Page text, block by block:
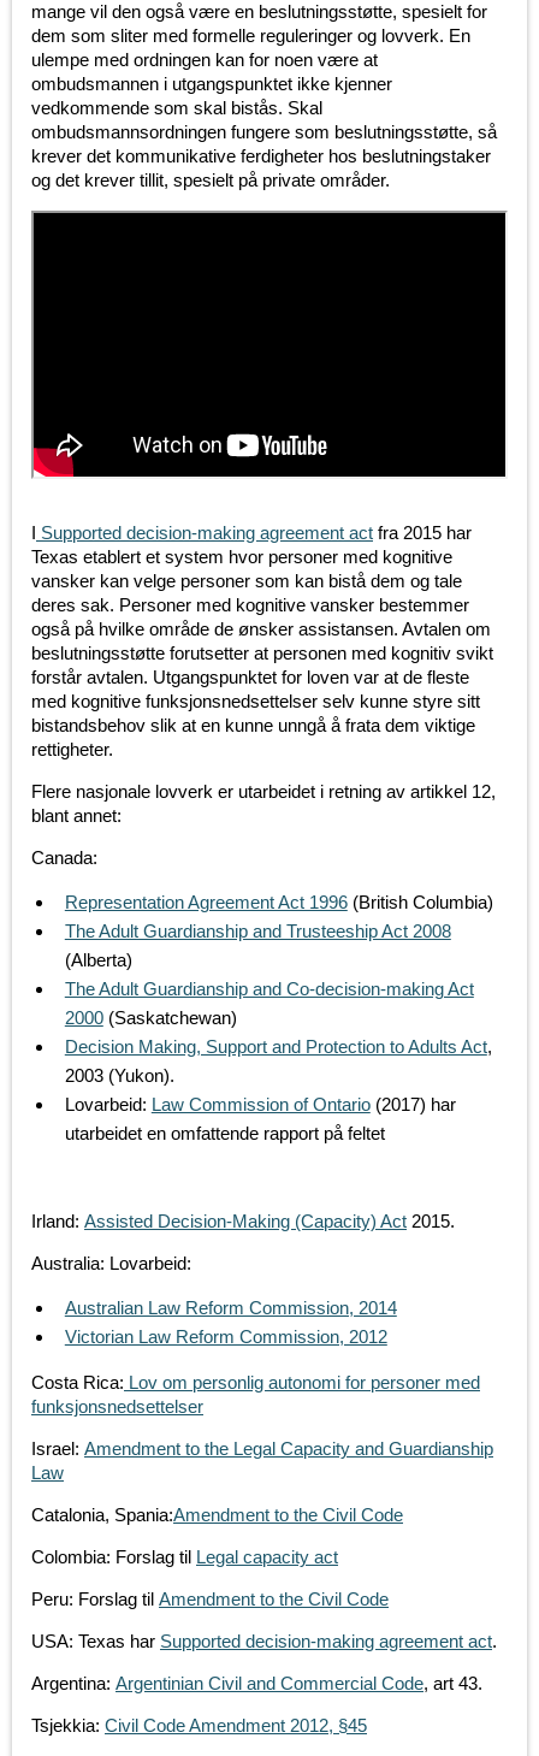
mange vil den også være en beslutningsstøtte, spesielt for
dem som sliter med formelle reguleringer og lovverk. En
ulempe med ordningen kan for noen være at
ombudsmannen i utgangspunktet ikke kjenner
vedkommende som skal bistås. Skal
ombudsmannsordningen fungere som beslutningsstøtte, så
krever det kommunikative ferdigheter hos beslutningstaker
og det krever tillit, spesielt på private områder.
I Supported decision-making agreement act fra 2015 har
Texas etablert et system hvor personer med kognitive
vansker kan velge personer som kan bistå dem og tale
deres sak. Personer med kognitive vansker bestemmer
også på hvilke område de ønsker assistansen. Avtalen om
beslutningsstøtte forutsetter at personen med kognitiv svikt
forstår avtalen. Utgangspunktet for loven var at de fleste
med kognitive funksjonsnedsettelser selv kunne styre sitt
bistandsbehov slik at en kunne unngå å frata dem viktige
rettigheter.
Flere nasjonale lovverk er utarbeidet i retning av artikkel 12,
blant annet:
Canada:
Representation Agreement Act 1996(British Columbia)
The Adult Guardianship and Trusteeship Act 2008
(Alberta)
The Adult Guardianship and Co-decision-making Act
2000(Saskatchewan)
Decision Making, Support and Protection to Adults Act,
2003 (Yukon).
Lovarbeid: Law Commission of Ontario(2017) har
utarbeidet en omfattende rapport på feltet
Irland: Assisted Decision-Making (Capacity) Act 2015.
Australia: Lovarbeid:
Australian Law Reform Commission, 2014
Victorian Law Reform Commission, 2012
Costa Rica: Lov om personlig autonomi for personer med
funksjonsnedsettelser
Israel: Amendment to the Legal Capacity and Guardianship
Law
Catalonia, Spania:Amendment to the Civil Code
Colombia: Forslag til Legal capacity act
Peru: Forslag til Amendment to the Civil Code
USA: Texas har Supported decision-making agreement act.
Argentina: Argentinian Civil and Commercial Code, art 43.
Tsjekkia: Civil Code Amendment 2012, §45